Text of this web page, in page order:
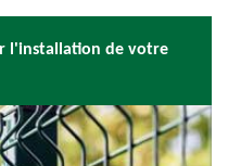
l'installation de votre